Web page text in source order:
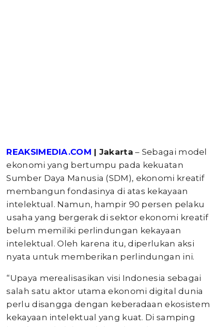
REAKSIMEDIA.COM | Jakarta – Sebagai model
ekonomi yang bertumpu pada kekuatan
Sumber Daya Manusia (SDM), ekonomi kreatif
membangun fondasinya di atas kekayaan
intelektual. Namun, hampir 90 persen pelaku
usaha yang bergerak di sektor ekonomi kreatif
belum memiliki perlindungan kekayaan
intelektual. Oleh karena itu, diperlukan aksi
nyata untuk memberikan perlindungan ini.
“Upaya merealisasikan visi Indonesia sebagai
salah satu aktor utama ekonomi digital dunia
perlu disangga dengan keberadaan ekosistem
kekayaan intelektual yang kuat. Di samping